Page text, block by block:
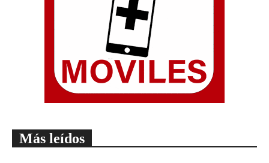
Más leídos